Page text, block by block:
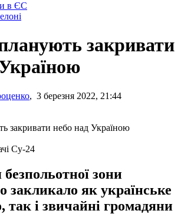
в ЄС
закривати
, 3 березня 2022, 21:44
Су-24
зони
закликало як українське
так і звичайні громадяни